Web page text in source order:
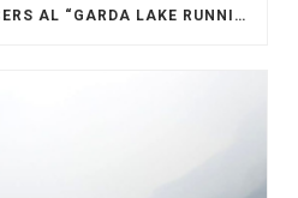
GRANDE FESTA DEI PACERS AL “GARDA LAKE RUNNING FESTIVAL”